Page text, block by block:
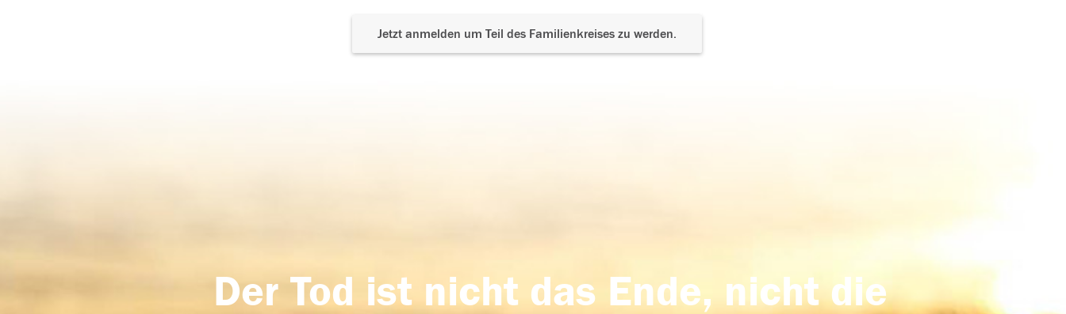
Jetzt anmelden um Teil des Familienkreises zu werden.
Der Tod ist nicht das Ende, nicht die